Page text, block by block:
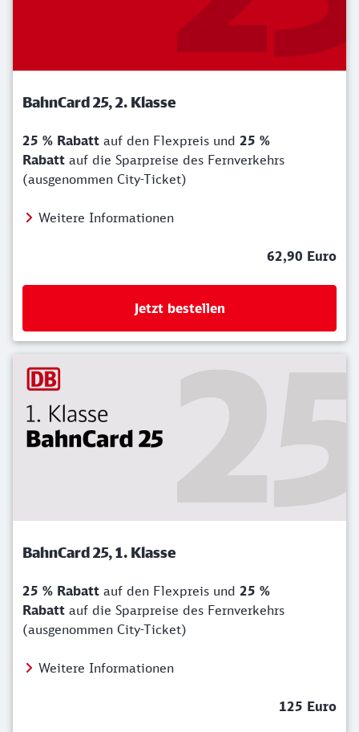
BahnCard 25, 2. Klasse
25 % Rabatt auf den Flexpreis und 25 %
Rabatt auf die Sparpreise des Fernverkehrs
(ausgenommen City-Ticket)
Weitere Informationen
62,90 Euro
Jetzt bestellen
BahnCard 25, 1. Klasse
25 % Rabatt auf den Flexpreis und 25 %
Rabatt auf die Sparpreise des Fernverkehrs
(ausgenommen City-Ticket)
Weitere Informationen
125 Euro